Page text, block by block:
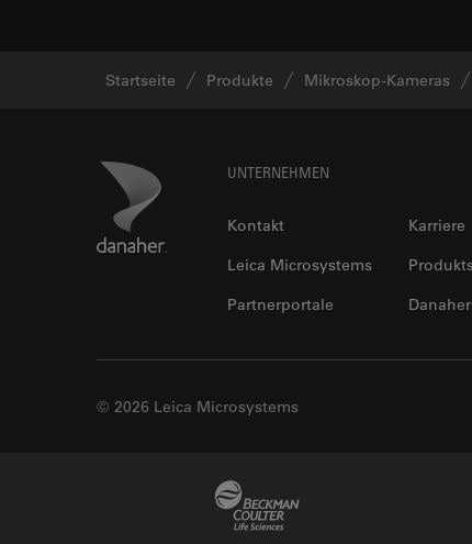
Startseite Produkte Mikroskop-Kameras
Danaher Logo UNTERNEHMEN
Kontakt
Karriere
Leica Microsystems
Partnerportale
© 2026 Leica Microsystems